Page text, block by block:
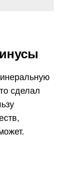
сделал